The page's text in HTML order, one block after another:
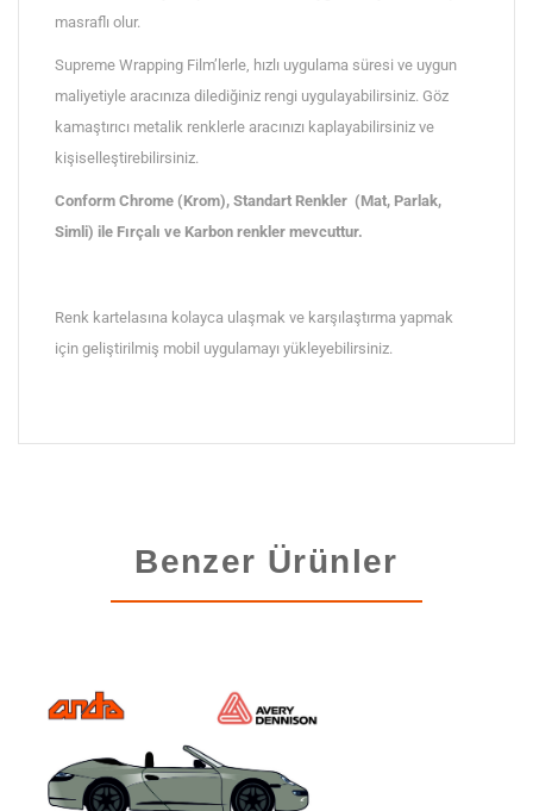
masraflı olur.
Supreme Wrapping Film’lerle, hızlı uygulama süresi ve uygun
maliyetiyle aracınıza dilediğiniz rengi uygulayabilirsiniz. Göz
kamaştırıcı metalik renklerle aracınızı kaplayabilirsiniz ve
kişiselleştirebilirsiniz.
Conform Chrome (Krom), Standart Renkler (Mat, Parlak,
Simli) ile Fırçalı ve Karbon renkler mevcuttur.
Renk kartelasına kolayca ulaşmak ve karşılaştırma yapmak
için geliştirilmiş mobil uygulamayı yükleyebilirsiniz.
Benzer Ürünler